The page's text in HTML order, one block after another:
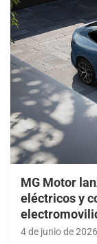
MG Motor
eléctricos y
4 de junio de 2026